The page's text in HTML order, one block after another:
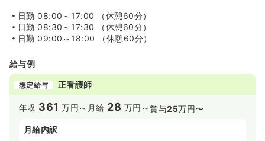
日勤 08:00～17:00 （休憩60分）
日勤 08:30～17:30 （休憩60分）
日勤 09:00～18:00 （休憩60分）
給与例
想定給与 正看護師
年収 361 万円～ 月給 28 万円～賞与25万円〜
月給内訳